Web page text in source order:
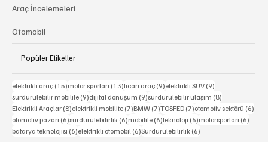
Araç İncelemeleri
Otomobil
Popüler Etiketler
elektrikli araç (15)15 yazı
motor sporları (13)13 yazı
ticari araç (9)9 yazı
elektrikli SUV (9)
sürdürülebilir mobilite (9)9 yazı
dijital dönüşüm (9)9 yazı
sürdürülebilir ulaşım (8)
Elektrikli Araçlar (8)8 yazı
elektrikli mobilite (7)7 yazı
BMW (7)7 yazı
TOSFED (7)7 yazı
otomotiv sektörü (6)
otomotiv pazarı (6)6 yazı
sürdürülebilirlik (6)6 yazı
mobilite (6)6 yazı
teknoloji (6)6 yazı
motorsporları (6)
batarya teknolojisi (6)6 yazı
elektrikli otomobil (6)6 yazı
Sürdürülebilirlik (6)